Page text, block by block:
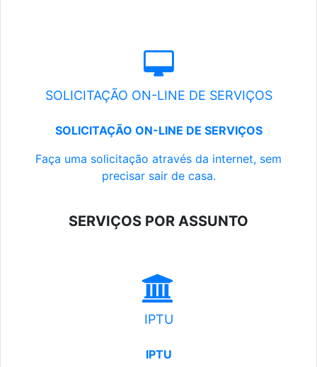
SOLICITAÇÃO ON-LINE DE SERVIÇOS
SOLICITAÇÃO ON-LINE DE SERVIÇOS
Faça uma solicitação através da internet, sem
precisar sair de casa.
SERVIÇOS POR ASSUNTO
IPTU
IPTU